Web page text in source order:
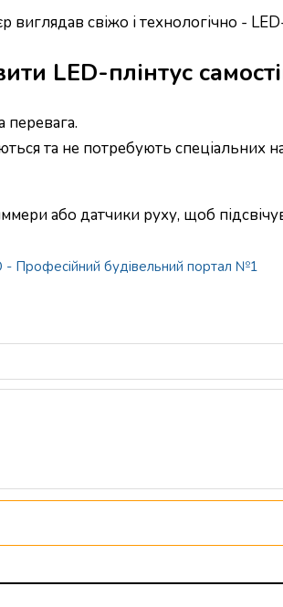
виглядав свіжо і технологічно -
LED-плінтус
перевага.
та не потребують
або датчики руху, щоб
- Професійний будівельний портал №1